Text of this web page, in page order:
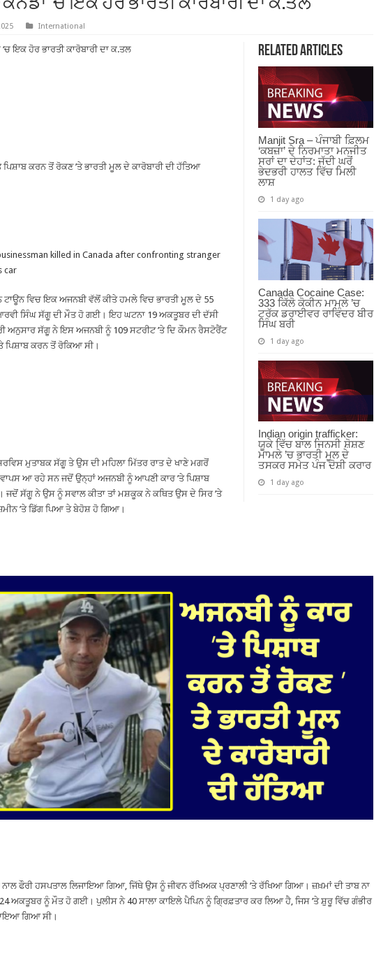
ਕੈਨੇਡਾ ‘ਚ ਇਕ ਹੋਰ ਭਾਰਤੀ ਕਾਰੋਬਾਰੀ ਦਾ ਕ.ਤਲ
International
Related Articles
Manjit Sra – ਪੰਜਾਬੀ ਫ਼ਿਲਮ
‘ਕਬਜ਼ਾ’ ਦੇ ਨਿਰਮਾਤਾ ਮਨਜੀਤ
ਸਰਾਂ ਦਾ ਦੇਹਾਂਤ: ਜੱਦੀ ਘਰੋਂ
ਭੇਦਭਰੀ ਹਾਲਤ ਵਿੱਚ ਮਿਲੀ
ਲਾਸ਼
1 day ago
Canada Cocaine Case:
333 ਕਿੱਲੋ ਕੋਕੀਨ ਮਾਮਲੇ ’ਚ
ਟਰੱਕ ਡਰਾਈਵਰ ਰਾਵਿੰਦਰ ਬੀਰ
ਸਿੰਘ ਬਰੀ
1 day ago
Indian origin trafficker:
ਯੂਕੇ ਵਿੱਚ ਬਾਲ ਜਿਨਸੀ ਸ਼ੋਸ਼ਣ
ਮਾਮਲੇ ’ਚ ਭਾਰਤੀ ਮੂਲ ਦੇ
ਤਸਕਰ ਸਮੇਤ ਪੰਜ ਦੋਸ਼ੀ ਕਰਾਰ
1 day ago
ਇਕ ਹੋਰ ਭਾਰਤੀ ਕਾਰੋਬਾਰੀ ਦਾ ਕ.ਤਲ
ਪਿਸ਼ਾਬ ਕਰਨ ਤੋਂ ਰੋਕਣ ’ਤੇ ਭਾਰਤੀ ਮੂਲ ਦੇ ਕਾਰੋਬਾਰੀ ਦੀ ਹੱਤਿਆ
killed in Canada after confronting stranger
car
ਵਿਚ ਇਕ ਅਜਨਬੀ ਵੱਲੋਂ ਕੀਤੇ ਹਮਲੇ ਵਿਚ ਭਾਰਤੀ ਮੂਲ ਦੇ 55
ਆਰਵੀ ਸਿੰਘ ਸੱਗੂ ਦੀ ਮੌਤ ਹੋ ਗਈ। ਇਹ ਘਟਨਾ 19 ਅਕਤੂਬਰ ਦੀ ਦੱਸੀ
ਅਨੁਸਾਰ ਸੱਗੂ ਨੇ ਇਸ ਅਜਨਬੀ ਨੂੰ 109 ਸਟਰੀਟ ’ਤੇ ਦਿ ਕੌਮਨ ਰੈਸਟੋਰੈਂਟ
ਪਿਸ਼ਾਬ ਕਰਨ ਤੋਂ ਰੋਕਿਆ ਸੀ।
ਮੁਤਾਬਕ ਸੱਗੂ ਤੇ ਉਸ ਦੀ ਮਹਿਲਾ ਮਿੱਤਰ ਰਾਤ ਦੇ ਖਾਣੇ ਮਗਰੋਂ
ਆ ਰਹੇ ਸਨ ਜਦੋਂ ਉਨ੍ਹਾਂ ਅਜਨਬੀ ਨੂੰ ਆਪਣੀ ਕਾਰ ’ਤੇ ਪਿਸ਼ਾਬ
ਸੱਗੂ ਨੇ ਉਸ ਨੂੰ ਸਵਾਲ ਕੀਤਾ ਤਾਂ ਮਸ਼ਕੂਕ ਨੇ ਕਥਿਤ ਉਸ ਦੇ ਸਿਰ ’ਤੇ
’ਤੇ ਡਿੱਗ ਪਿਆ ਤੇ ਬੇਹੋਸ਼ ਹੋ ਗਿਆ।
ਫੌਰੀ ਹਸਪਤਾਲ ਲਿਜਾਇਆ ਗਿਆ, ਜਿੱਥੇ ਉਸ ਨੂੰ ਜੀਵਨ ਰੱਖਿਅਕ ਪ੍ਰਣਾਲੀ ’ਤੇ ਰੱਖਿਆ ਗਿਆ। ਜ਼ਖ਼ਮਾਂ ਦੀ ਤਾਬ ਨਾ
ਅਕਤੂਬਰ ਨੂੰ ਮੌਤ ਹੋ ਗਈ। ਪੁਲੀਸ ਨੇ 40 ਸਾਲਾ ਕਾਇਲੇ ਪੈਪਿਨ ਨੂੰ ਗ੍ਰਿਫ਼ਤਾਰ ਕਰ ਲਿਆ ਹੈ, ਜਿਸ ’ਤੇ ਸ਼ੁਰੂ ਵਿੱਚ ਗੰਭੀਰ
ਗਿਆ ਸੀ।